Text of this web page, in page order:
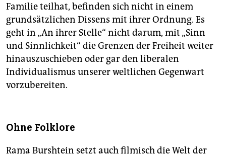
Familie teilhat, befinden sich nicht in einem
grundsätzlichen Dissens mit ihrer Ordnung. Es
geht in „An ihrer Stelle“ nicht darum, mit „Sinn
und Sinnlichkeit“ die Grenzen der Freiheit weiter
hinauszuschieben oder gar den liberalen
Individualismus unserer weltlichen Gegenwart
vorzubereiten.
Ohne Folklore
Rama Burshtein setzt auch filmisch die Welt der